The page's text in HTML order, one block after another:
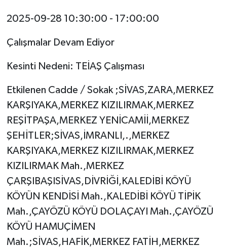
2025-09-28 10:30:00 - 17:00:00
Çalışmalar Devam Ediyor
Kesinti Nedeni: TEİAŞ Çalışması
Etkilenen Cadde / Sokak ;SİVAS,ZARA,MERKEZ
KARŞIYAKA,MERKEZ KIZILIRMAK,MERKEZ
REŞİTPAŞA,MERKEZ YENİCAMİİ,MERKEZ
ŞEHİTLER;SİVAS,İMRANLI,.,MERKEZ
KARŞIYAKA,MERKEZ KIZILIRMAK,MERKEZ
KIZILIRMAK Mah.,MERKEZ
ÇARŞIBAŞISİVAS,DİVRİĞİ,KALEDİBİ KÖYÜ
KÖYÜN KENDİSİ Mah.,KALEDİBİ KÖYÜ TİPİK
Mah.,ÇAYÖZÜ KÖYÜ DOLAÇAYI Mah.,ÇAYÖZÜ
KÖYÜ HAMUÇİMEN
Mah.;SİVAS,HAFİK,MERKEZ FATİH,MERKEZ